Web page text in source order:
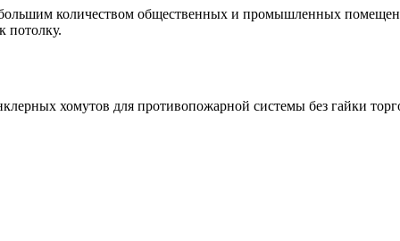
количеством общественных и промышленных
потолку.
хомутов для противопожарной системы без гайки